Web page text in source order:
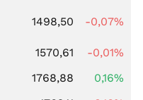
1498,50 -0,07%
1570,61
-0,01%
1768,88
0,16%